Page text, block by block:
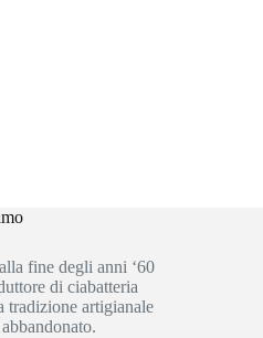
fine degli anni ‘60
di ciabatteria
tradizione artigianale